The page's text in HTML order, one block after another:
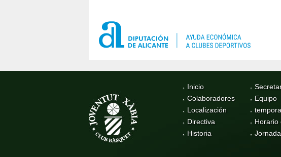
Inicio
Colaboradores
Localización
Directiva
Historia
Equipo
Horario